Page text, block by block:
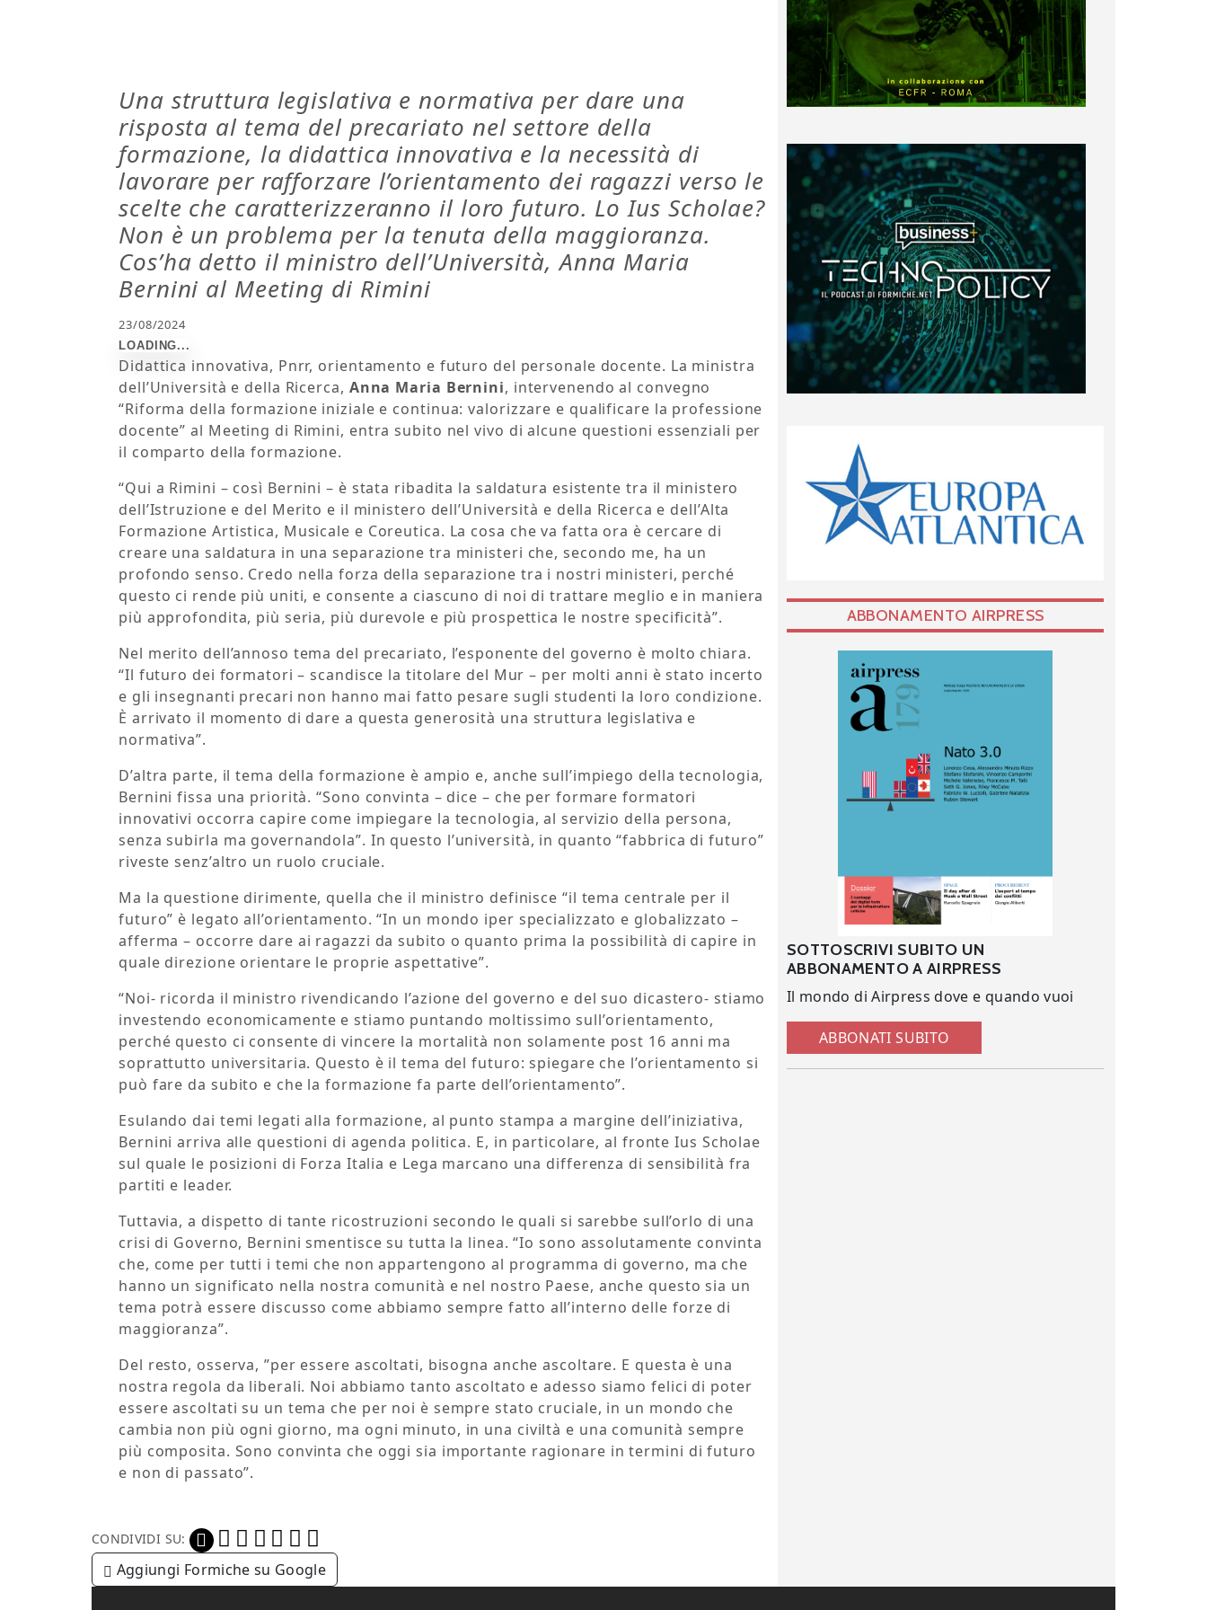
Una struttura legislativa e normativa per dare una
risposta al tema del precariato nel settore della
formazione, la didattica innovativa e la necessità di
lavorare per rafforzare l’orientamento dei ragazzi verso le
scelte che caratterizzeranno il loro futuro. Lo Ius Scholae?
Non è un problema per la tenuta della maggioranza.
Cos’ha detto il ministro dell’Università, Anna Maria
Bernini al Meeting di Rimini
23/08/2024
Didattica innovativa, Pnrr, orientamento e futuro del personale docente. La ministra
dell’Università e della Ricerca, Anna Maria Bernini, intervenendo al convegno
“Riforma della formazione iniziale e continua: valorizzare e qualificare la professione
docente” al Meeting di Rimini, entra subito nel vivo di alcune questioni essenziali per
il comparto della formazione.
“Qui a Rimini – così Bernini – è stata ribadita la saldatura esistente tra il ministero
dell’Istruzione e del Merito e il ministero dell’Università e della Ricerca e dell’Alta
Formazione Artistica, Musicale e Coreutica. La cosa che va fatta ora è cercare di
creare una saldatura in una separazione tra ministeri che, secondo me, ha un
profondo senso. Credo nella forza della separazione tra i nostri ministeri, perché
questo ci rende più uniti, e consente a ciascuno di noi di trattare meglio e in maniera
più approfondita, più seria, più durevole e più prospettica le nostre specificità”.
Nel merito dell’annoso tema del precariato, l’esponente del governo è molto chiara.
“Il futuro dei formatori – scandisce la titolare del Mur – per molti anni è stato incerto
e gli insegnanti precari non hanno mai fatto pesare sugli studenti la loro condizione.
È arrivato il momento di dare a questa generosità una struttura legislativa e
normativa”.
D’altra parte, il tema della formazione è ampio e, anche sull’impiego della tecnologia,
Bernini fissa una priorità. “Sono convinta – dice – che per formare formatori
innovativi occorra capire come impiegare la tecnologia, al servizio della persona,
senza subirla ma governandola”. In questo l’università, in quanto “fabbrica di futuro”
riveste senz’altro un ruolo cruciale.
Ma la questione dirimente, quella che il ministro definisce “il tema centrale per il
futuro” è legato all’orientamento. “In un mondo iper specializzato e globalizzato –
afferma – occorre dare ai ragazzi da subito o quanto prima la possibilità di capire in
quale direzione orientare le proprie aspettative”.
“Noi- ricorda il ministro rivendicando l’azione del governo e del suo dicastero- stiamo
investendo economicamente e stiamo puntando moltissimo sull’orientamento,
perché questo ci consente di vincere la mortalità non solamente post 16 anni ma
soprattutto universitaria. Questo è il tema del futuro: spiegare che l’orientamento si
può fare da subito e che la formazione fa parte dell’orientamento”.
Esulando dai temi legati alla formazione, al punto stampa a margine dell’iniziativa,
Bernini arriva alle questioni di agenda politica. E, in particolare, al fronte Ius Scholae
sul quale le posizioni di Forza Italia e Lega marcano una differenza di sensibilità fra
partiti e leader.
Tuttavia, a dispetto di tante ricostruzioni secondo le quali si sarebbe sull’orlo di una
crisi di Governo, Bernini smentisce su tutta la linea. “Io sono assolutamente convinta
che, come per tutti i temi che non appartengono al programma di governo, ma che
hanno un significato nella nostra comunità e nel nostro Paese, anche questo sia un
tema potrà essere discusso come abbiamo sempre fatto all’interno delle forze di
maggioranza”.
Del resto, osserva, ”per essere ascoltati, bisogna anche ascoltare. E questa è una
nostra regola da liberali. Noi abbiamo tanto ascoltato e adesso siamo felici di poter
essere ascoltati su un tema che per noi è sempre stato cruciale, in un mondo che
cambia non più ogni giorno, ma ogni minuto, in una civiltà e una comunità sempre
più composita. Sono convinta che oggi sia importante ragionare in termini di futuro
e non di passato”.
CONDIVIDI SU:
Aggiungi Formiche su Google
ABBONAMENTO AIRPRESS
SOTTOSCRIVI SUBITO UN
ABBONAMENTO A AIRPRESS
Il mondo di Airpress dove e quando vuoi
ABBONATI SUBITO